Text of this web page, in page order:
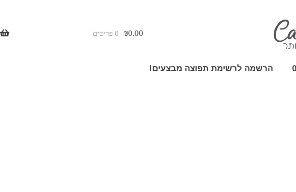
₪0.00 0 פריטים
הרשמה לרשימת תפוצה מבצעים!